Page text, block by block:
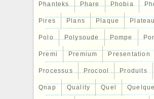
Phanteks Phare Phobia
Pires Plans Plaque
Polo Polysoude Pompe
Premi Premium Presentation
Processus Procool Produits
Qnap Quality Quel